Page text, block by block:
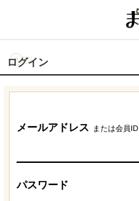
ログイン
メールアドレス または会員ID
パスワード